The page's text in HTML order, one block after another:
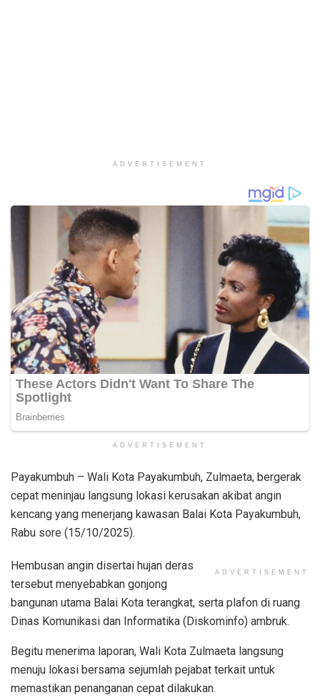
ADVERTISEMENT
ADVERTISEMENT
Payakumbuh – Wali Kota Payakumbuh, Zulmaeta, bergerak
cepat meninjau langsung lokasi kerusakan akibat angin
kencang yang menerjang kawasan Balai Kota Payakumbuh,
Rabu sore (15/10/2025).
ADVERTISEMENT
Hembusan angin disertai hujan deras
tersebut menyebabkan gonjong
bangunan utama Balai Kota terangkat, serta plafon di ruang
Dinas Komunikasi dan Informatika (Diskominfo) ambruk.
Begitu menerima laporan, Wali Kota Zulmaeta langsung
menuju lokasi bersama sejumlah pejabat terkait untuk
memastikan penanganan cepat dilakukan.